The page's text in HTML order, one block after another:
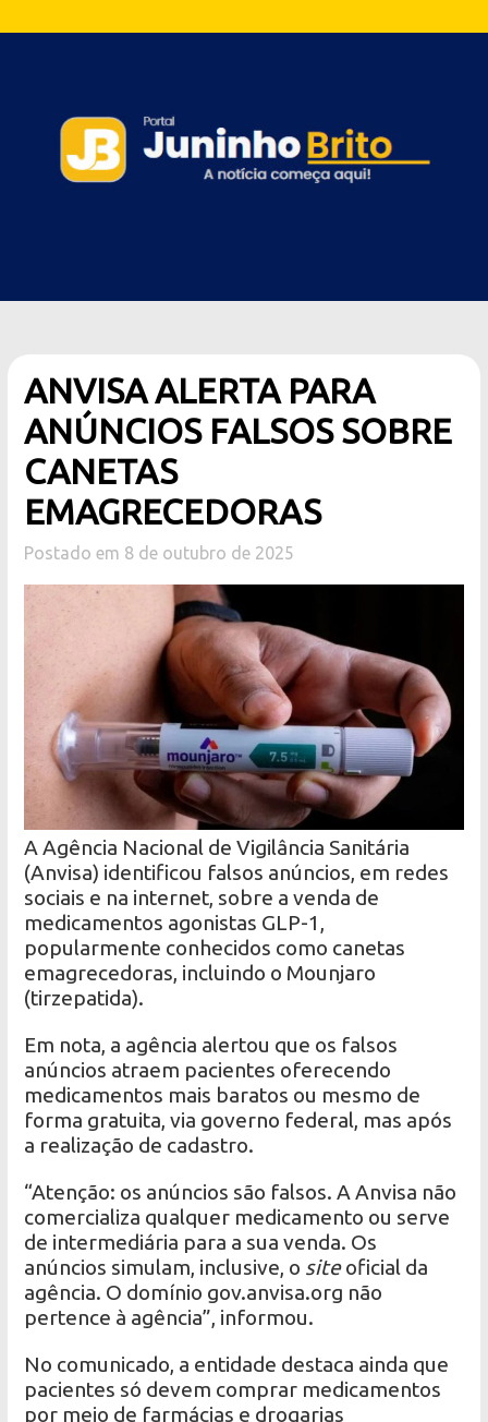
ANVISA ALERTA PARA
ANÚNCIOS FALSOS SOBRE
CANETAS
EMAGRECEDORAS
Postado em 8 de outubro de 2025
A Agência Nacional de Vigilância Sanitária
(Anvisa) identificou falsos anúncios, em redes
sociais e na internet, sobre a venda de
medicamentos agonistas GLP-1,
popularmente conhecidos como canetas
emagrecedoras, incluindo o Mounjaro
(tirzepatida).
Em nota, a agência alertou que os falsos
anúncios atraem pacientes oferecendo
medicamentos mais baratos ou mesmo de
forma gratuita, via governo federal, mas após
a realização de cadastro.
“Atenção: os anúncios são falsos. A Anvisa não
comercializa qualquer medicamento ou serve
de intermediária para a sua venda. Os
anúncios simulam, inclusive, o siteoficial da
agência. O domínio gov.anvisa.org não
pertence à agência”, informou.
No comunicado, a entidade destaca ainda que
pacientes só devem comprar medicamentos
por meio de farmácias e drogarias